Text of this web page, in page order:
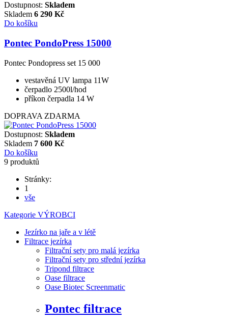
Dostupnost: Skladem
Skladem 6 290 Kč
Do košíku
Pontec PondoPress 15000
Pontec Pondopress set 15 000
vestavěná UV lampa 11W
čerpadlo 2500l/hod
příkon čerpadla 14 W
DOPRAVA ZDARMA
Dostupnost: Skladem
Skladem 7 600 Kč
Do košíku
9 produktů
Stránky:
1
vše
Kategorie VÝROBCI
Jezírko na jaře a v létě
Filtrace jezírka
Filtrační sety pro malá jezírka
Filtrační sety pro střední jezírka
Tripond filtrace
Oase filtrace
Oase Biotec Screenmatic
Pontec filtrace